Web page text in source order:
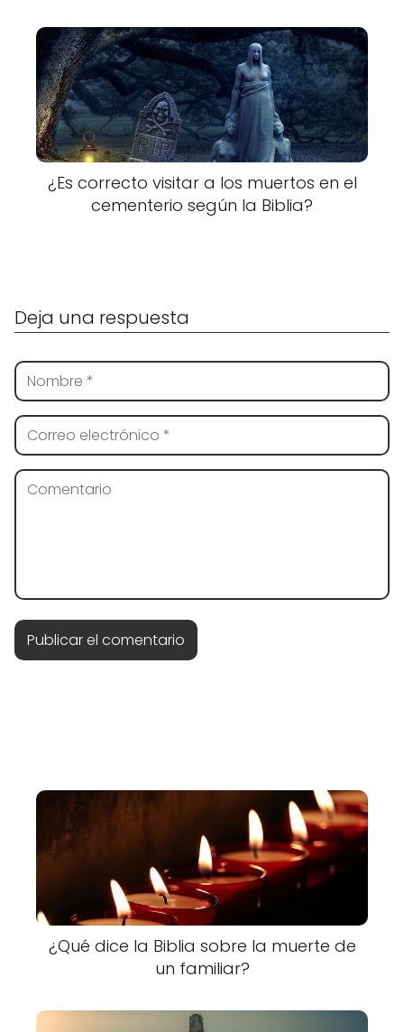
¿Es correcto visitar a los muertos en el
cementerio según la Biblia?
Deja una respuesta
¿Qué dice la Biblia sobre la muerte de
un familiar?